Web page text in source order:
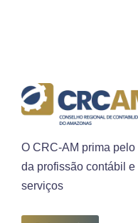
O CRC-AM prima
da profissão contábil
serviços